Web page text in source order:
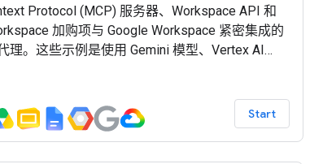
Protocol (MCP) 服务器、Workspace API 和
加购项与 Google Workspace 紧密集成的
理。这些示例是使用 Gemini 模型、Vertex AI
Start